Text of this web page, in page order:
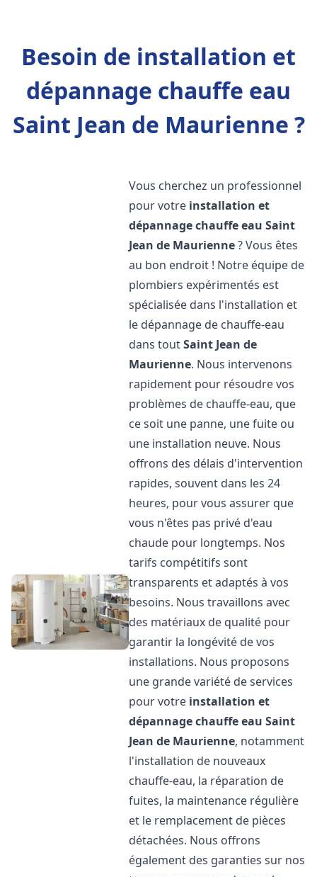
Besoin de installation et
dépannage chauffe eau
Saint Jean de Maurienne ?
Vous cherchez un professionnel
pour votre installation et
dépannage chauffe eau Saint
Jean de Maurienne? Vous êtes
au bon endroit ! Notre équipe de
plombiers expérimentés est
spécialisée dans l'installation et
le dépannage de chauffe-eau
dans toutSaint Jean de
Maurienne. Nous intervenons
rapidement pour résoudre vos
problèmes de chauffe-eau, que
ce soit une panne, une fuite ou
une installation neuve. Nous
offrons des délais d'intervention
rapides, souvent dans les 24
heures, pour vous assurer que
vous n'êtes pas privé d'eau
chaude pour longtemps. Nos
tarifs compétitifs sont
transparents et adaptés à vos
besoins. Nous travaillons avec
des matériaux de qualité pour
garantir la longévité de vos
installations. Nous proposons
une grande variété de services
pour votre installation et
dépannage chauffe eau Saint
Jean de Maurienne, notamment
l'installation de nouveaux
chauffe-eau, la réparation de
fuites, la maintenance régulière
et le remplacement de pièces
détachées. Nous offrons
également des garanties sur nos